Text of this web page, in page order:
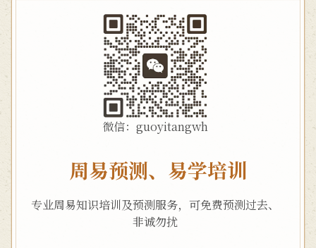
微信：guoyitangwh
周易预测、易学培训
专业周易知识培训及预测服务，可免费预测过去、
非诚勿扰